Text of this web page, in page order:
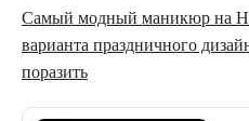
Самый модный маникюр на
варианта праздничного
поразить